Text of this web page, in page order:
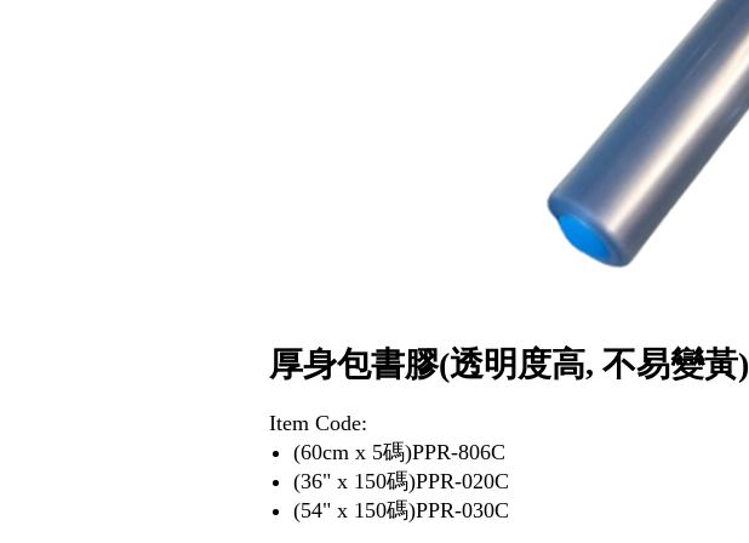
厚身包書膠(透明度高, 不易變黃)
Item Code:
(60cm x 5碼)PPR-806C
(36" x 150碼)PPR-020C
(54" x 150碼)PPR-030C